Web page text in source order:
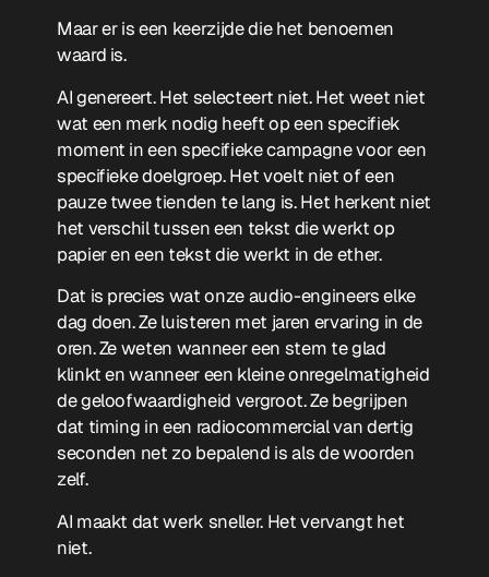
Maar er is een keerzijde die het benoemen
waard is.
AI genereert. Het selecteert niet. Het weet niet
wat een merk nodig heeft op een specifiek
moment in een specifieke campagne voor een
specifieke doelgroep. Het voelt niet of een
pauze twee tienden te lang is. Het herkent niet
het verschil tussen een tekst die werkt op
papier en een tekst die werkt in de ether.
Dat is precies wat onze audio-engineers elke
dag doen. Ze luisteren met jaren ervaring in de
oren. Ze weten wanneer een stem te glad
klinkt en wanneer een kleine onregelmatigheid
de geloofwaardigheid vergroot. Ze begrijpen
dat timing in een radiocommercial van dertig
seconden net zo bepalend is als de woorden
zelf.
AI maakt dat werk sneller. Het vervangt het
niet.